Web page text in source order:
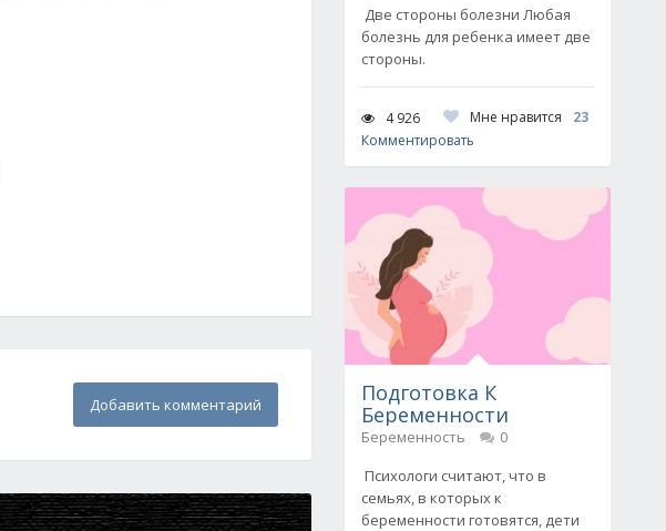
Добавить комментарий
Две стороны болезни Любая
болезнь для ребенка имеет две
стороны.
4 926 Мне нравится
23
Комментировать
Подготовка К
Беременности
Беременность
0
Психологи считают, что в
семьях, в которых к
беременности готовятся, дети